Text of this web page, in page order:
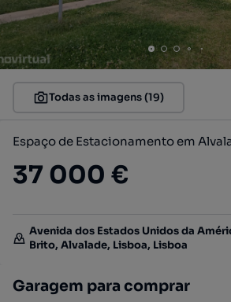
Todas as imagens (19)
Espaço de Estacionamento em
37 000 €
Avenida dos Estados Unidos da
Brito, Alvalade, Lisboa, Lisboa
Garagem para comprar